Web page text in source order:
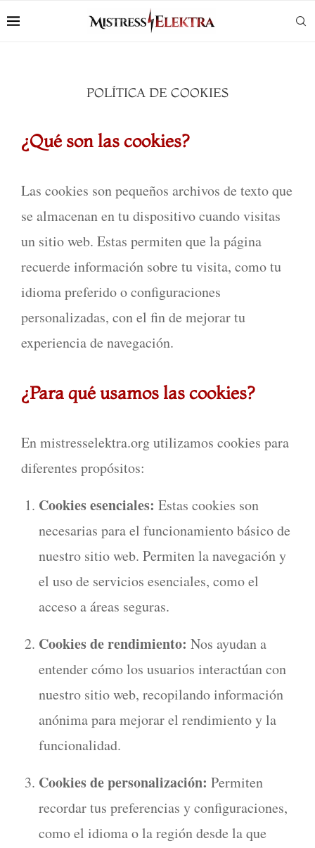
POLÍTICA DE COOKIES
¿Qué son las cookies?
Las cookies son pequeños archivos de texto que
se almacenan en tu dispositivo cuando visitas
un sitio web. Estas permiten que la página
recuerde información sobre tu visita, como tu
idioma preferido o configuraciones
personalizadas, con el fin de mejorar tu
experiencia de navegación.
¿Para qué usamos las cookies?
En mistresselektra.org utilizamos cookies para
diferentes propósitos:
Cookies esenciales: Estas cookies son
necesarias para el funcionamiento básico de
nuestro sitio web. Permiten la navegación y
el uso de servicios esenciales, como el
acceso a áreas seguras.
Cookies de rendimiento: Nos ayudan a
entender cómo los usuarios interactúan con
nuestro sitio web, recopilando información
anónima para mejorar el rendimiento y la
funcionalidad.
Cookies de personalización: Permiten
recordar tus preferencias y configuraciones,
como el idioma o la región desde la que